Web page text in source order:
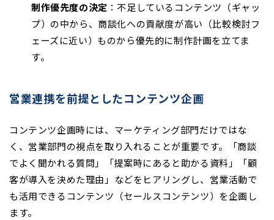
制作優先度の決定 ：不足しているコンテンツ（ギャッ
プ）の中から、商談化への貢献度が高い（比較検討フ
ェーズに近い）ものから優先的に制作計画を立てま
す。
営業連携を前提としたコンテンツ企画
コンテンツ企画時には、マーケティング部門だけではな
く、営業部門の視点を取り入れることが重要です。「商談
でよく聞かれる質問」「提案時にあると助かる資料」「顧
客が導入を決めた理由」などをヒアリングし、営業活動で
も活用できるコンテンツ（セールスコンテンツ）を企画し
ます。